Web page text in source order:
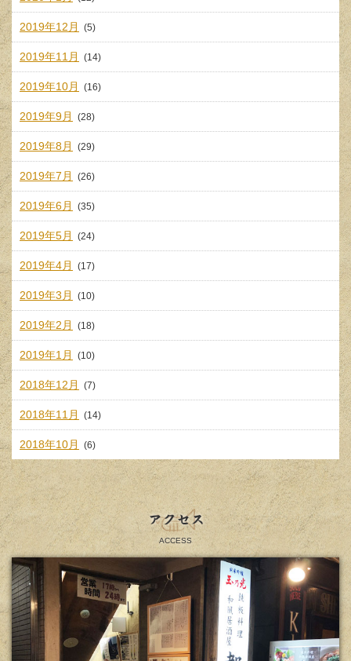
2019年12月 (5)
2019年11月 (14)
2019年10月 (16)
2019年9月 (28)
2019年8月 (29)
2019年7月 (26)
2019年6月 (35)
2019年5月 (24)
2019年4月 (17)
2019年3月 (10)
2019年2月 (18)
2019年1月 (10)
2018年12月 (7)
2018年11月 (14)
2018年10月 (6)
アクセス
ACCESS